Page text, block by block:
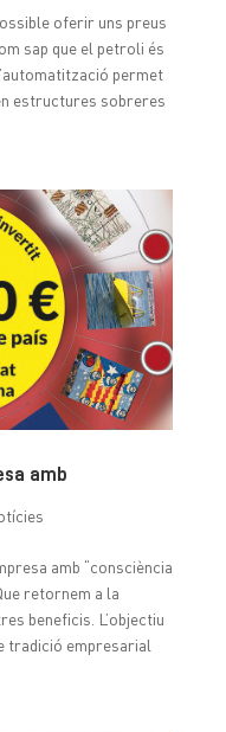
oferir uns preus
sap que el petroli és
permet
estructures sobreres
amb
amb “consciència
retornem a la
beneficis. L’objectiu
tradició empresarial